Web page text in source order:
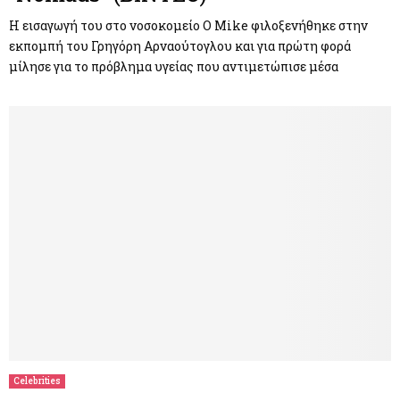
Η εισαγωγή του στο νοσοκομείο Ο Mike φιλοξενήθηκε στην
εκπομπή του Γρηγόρη Αρναούτογλου και για πρώτη φορά
μίλησε για το πρόβλημα υγείας που αντιμετώπισε μέσα
Celebrities